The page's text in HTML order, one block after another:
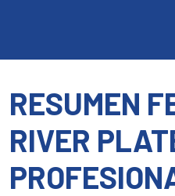
RESUMEN
RIVER